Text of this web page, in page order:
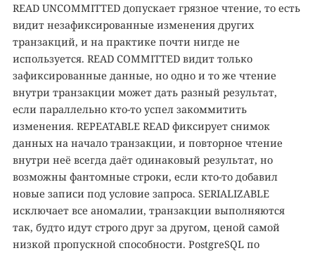
READ UNCOMMITTED допускает грязное чтение, то есть
видит незафиксированные изменения других
транзакций, и на практике почти нигде не
используется. READ COMMITTED видит только
зафиксированные данные, но одно и то же чтение
внутри транзакции может дать разный результат,
если параллельно кто-то успел закоммитить
изменения. REPEATABLE READ фиксирует снимок
данных на начало транзакции, и повторное чтение
внутри неё всегда даёт одинаковый результат, но
возможны фантомные строки, если кто-то добавил
новые записи под условие запроса. SERIALIZABLE
исключает все аномалии, транзакции выполняются
так, будто идут строго друг за другом, ценой самой
низкой пропускной способности. PostgreSQL по